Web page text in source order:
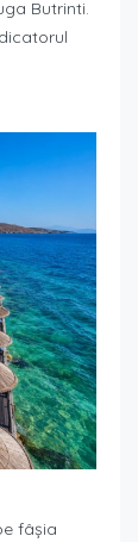
Butrinti.
fâșia